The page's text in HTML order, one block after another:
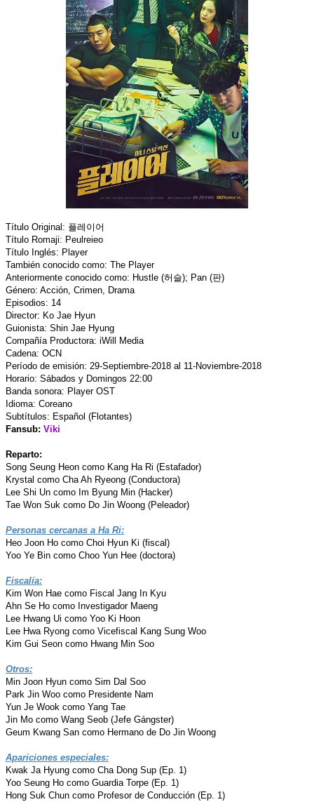
Título Original: 플레이어
Título Romaji: Peulreieo
Título Inglés: Player
También conocido como: The Player
Anteriormente conocido como: Hustle (허슬); Pan (판)
Género: Acción, Crimen, Drama
Episodios: 14
Director: Ko Jae Hyun
Guionista: Shin Jae Hyung
Compañía Productora: iWill Media
Cadena: OCN
Período de emisión: 29-Septiembre-2018 al 11-Noviembre-2018
Horario: Sábados y Domingos 22:00
Banda sonora: Player OST
Idioma: Coreano
Subtítulos: Español (Flotantes)
Fansub: Viki
Reparto:
Song Seung Heon como Kang Ha Ri (Estafador)
Krystal como Cha Ah Ryeong (Conductora)
Lee Shi Un como Im Byung Min (Hacker)
Tae Won Suk como Do Jin Woong (Peleador)
Personas cercanas a Ha Ri:
Heo Joon Ho como Choi Hyun Ki (fiscal)
Yoo Ye Bin como Choo Yun Hee (doctora)
Fiscalía:
Kim Won Hae como Fiscal Jang In Kyu
Ahn Se Ho como Investigador Maeng
Lee Hwang Ui como Yoo Ki Hoon
Lee Hwa Ryong como Vicefiscal Kang Sung Woo
Kim Gui Seon como Hwang Min Soo
Otros:
Min Joon Hyun como Sim Dal Soo
Park Jin Woo como Presidente Nam
Yun Je Wook como Yang Tae
Jin Mo como Wang Seob (Jefe Gángster)
Geum Kwang San como Hermano de Do Jin Woong
Apariciones especiales:
Kwak Ja Hyung como Cha Dong Sup (Ep. 1)
Yoo Seung Ho como Guardia Torpe (Ep. 1)
Hong Suk Chun como Profesor de Conducción (Ep. 1)